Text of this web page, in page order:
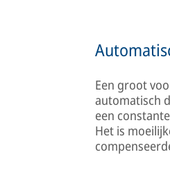
Een groot
automatisch
een
Het is